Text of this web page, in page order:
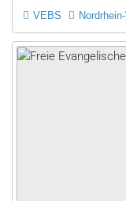
VEBS